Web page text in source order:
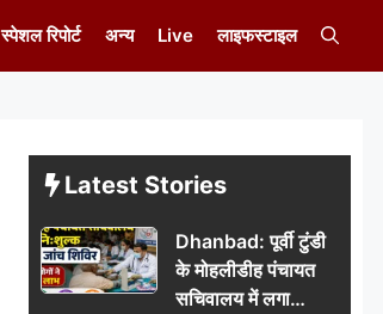
स्पेशल रिपोर्ट अन्य Live लाइफस्टाइल
Latest Stories
Dhanbad: पूर्वी टुंडी
के मोहलीडीह पंचायत
सचिवालय में लगा